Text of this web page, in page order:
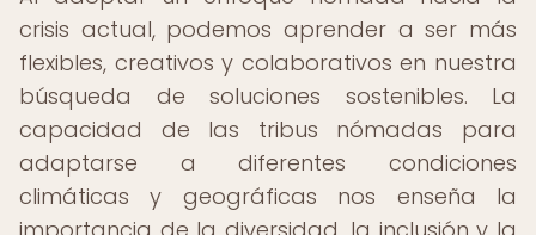
crisis actual, podemos aprender a ser más
flexibles, creativos y colaborativos en nuestra
búsqueda de soluciones sostenibles. La
capacidad de las tribus nómadas para
adaptarse a diferentes condiciones
climáticas y geográficas nos enseña la